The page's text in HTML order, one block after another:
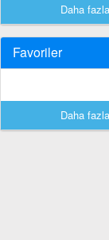
Daha
Favoriler
Daha